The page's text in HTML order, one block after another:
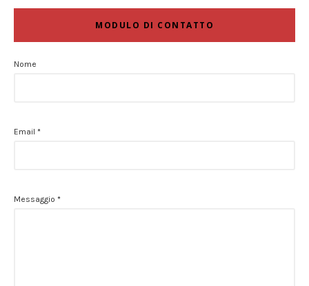
MODULO DI CONTATTO
Nome
Email *
Messaggio *